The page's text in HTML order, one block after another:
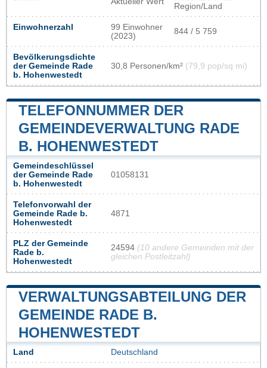
Region/Land
Einwohnerzahl
99 Einwohner
(2023)
844 / 5 759
Bevölkerungsdichte
der Gemeinde Rade
b. Hohenwestedt
30,8 Personen/km² (79,9 pop/sq mi)
TELEFONNUMMER DER
GEMEINDEVERWALTUNG RADE
B. HOHENWESTEDT
Gemeindeschlüssel
der Gemeinde Rade
b. Hohenwestedt
01058131
Telefonvorwahl der
Gemeinde Rade b.
Hohenwestedt
4871
PLZ der Gemeinde
Rade b.
Hohenwestedt
24594 (10 andere Gemeinden mit der
gleichen Postleitzahl)
VERWALTUNGSABTEILUNG DER
GEMEINDE RADE B.
HOHENWESTEDT
Land Deutschland